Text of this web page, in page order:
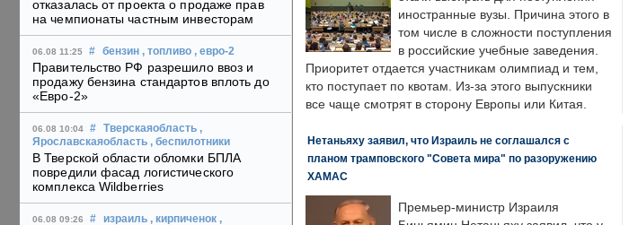
отказалась от проекта о продаже прав
на чемпионаты частным инвесторам
06.08 11:25 # бензин , топливо , евро-2
Правительство РФ разрешило ввоз и
продажу бензина стандартов вплоть до
«Евро-2»
06.08 10:04 # Тверскаяобласть ,
Ярославскаяобласть , беспилотники
В Тверской области обломки БПЛА
повредили фасад логистического
комплекса Wildberries
06.08 09:26 # израиль , кирпиченок ,
иностранные вузы. Причина этого в
том числе в сложности поступления
в российские учебные заведения.
Приоритет отдается участникам олимпиад и тем,
кто поступает по квотам. Из-за этого выпускники
все чаще смотрят в сторону Европы или Китая.
Нетаньяху заявил, что Израиль не соглашался с
планом трамповского "Совета мира" по разоружению
ХАМАС
Премьер-министр Израиля